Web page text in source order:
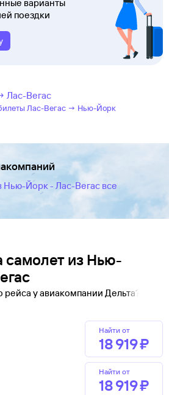
варианты
поездки
Лас-Вегас
Лас-Вегас → Нью-Йорк
Нью-Йорк - Лас-Вегас все
самолет из Нью-
у авиакомпании Дельта?
Найти от
18 ⁠919 ⁠₽
Найти от
18 ⁠919 ⁠₽